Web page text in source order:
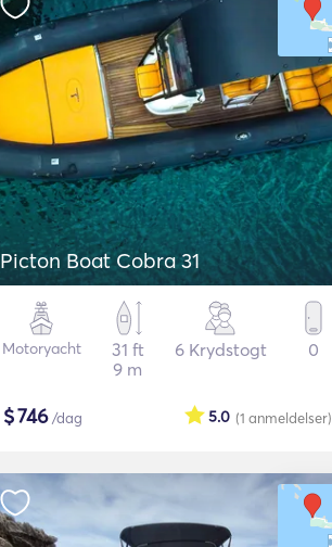
Picton Boat Cobra 31
Motoryacht
31 ft
9 m
6 Krydstogt 0
$746/dag (1 anmeldelser)
5.0